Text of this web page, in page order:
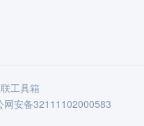
工具箱
安备32111102000583